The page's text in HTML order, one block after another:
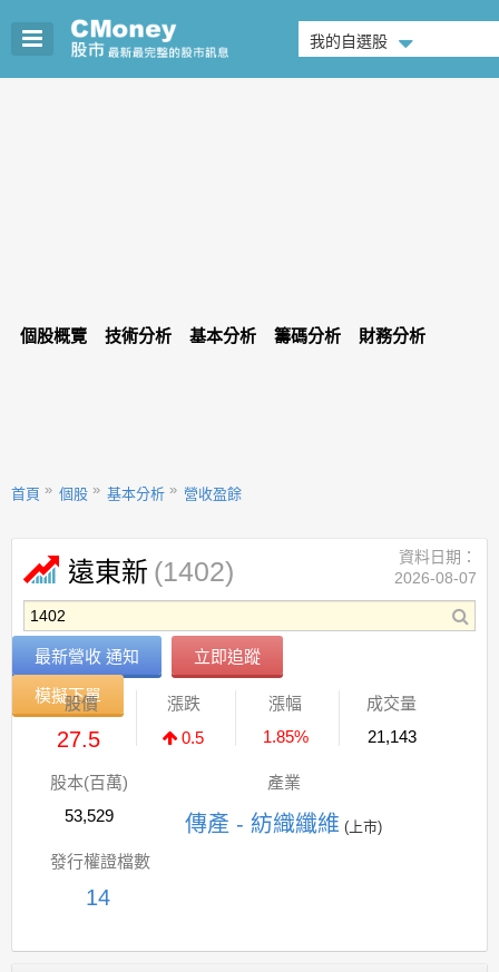
我的自選股
個股概覽 技術分析 基本分析 籌碼分析 財務分析
首頁 個股 基本分析 營收盈餘
遠東新 (1402)
最新營收 通知 立即追蹤
模擬下單
資料日期：
2026-08-07
股價
27.5
漲跌
0.5
漲幅
1.85%
成交量
21,143
股本(百萬)
53,529
產業
傳產 - 紡織纖維 (上市)
發行權證檔數
14